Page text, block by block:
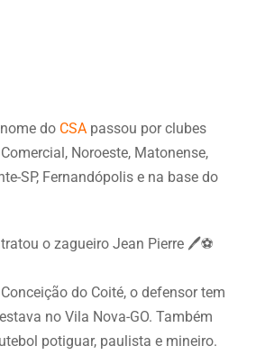
do CSApassou por clubes
Noroeste, Matonense,
SP, Fernandópolis e na base do
o zagueiro Jean Pierre 🖊️⚽
do Coité, o defensor tem
no Vila Nova-GO. Também
potiguar, paulista e mineiro.